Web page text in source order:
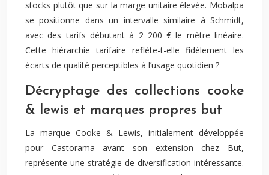
stocks plutôt que sur la marge unitaire élevée. Mobalpa
se positionne dans un intervalle similaire à Schmidt,
avec des tarifs débutant à 2 200 € le mètre linéaire.
Cette hiérarchie tarifaire reflète-t-elle fidèlement les
écarts de qualité perceptibles à l’usage quotidien ?
Décryptage des collections cooke
& lewis et marques propres but
La marque Cooke & Lewis, initialement développée
pour Castorama avant son extension chez But,
représente une stratégie de diversification intéressante.